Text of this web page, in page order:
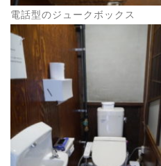
電話型のジュークボックス